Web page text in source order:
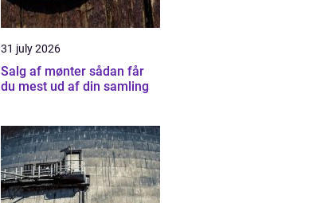
31 july 2026
Salg af mønter sådan får
du mest ud af din samling